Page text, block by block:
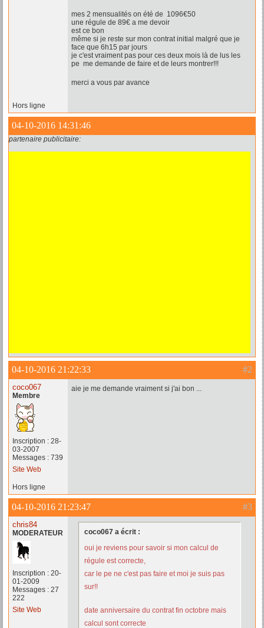
mes 2 mensualités on été de 1096€50
une régule de 89€ a me devoir
est ce bon
même si je reste sur mon contrat initial malgré que je
face que 6h15 par jours
je c'est vraiment pas pour ces deux mois là de lus les
pe me demande de faire et de leurs montrer!!!
merci a vous par avance
Hors ligne
04-10-2016 14:31:46
partenaire publicitaire:
#2
04-10-2016 21:22:33
coco067
Membre
Inscription : 28-
03-2007
Messages : 739
Site Web
aie je me demande vraiment si j'ai bon ...
Hors ligne
#3
04-10-2016 21:23:47
chris84
MODERATEUR
Inscription : 20-
01-2009
Messages : 27
222
Site Web
coco067 a écrit :
oui je reviens pour savoir si mon calcul de
régule est correcte,
car le pe ne c'est pas faire et moi je suis pas
sur!!
date anniversaire du contrat fin octobre mais
calcul sont correcte